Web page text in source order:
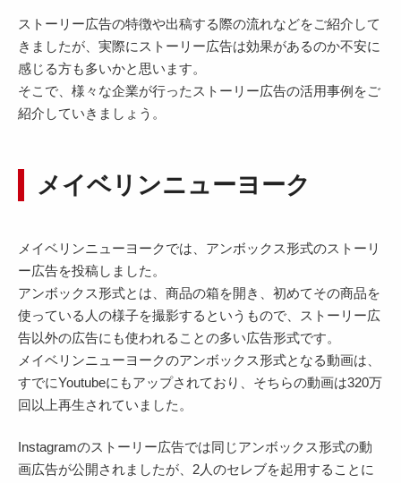
ストーリー広告の特徴や出稿する際の流れなどをご紹介して
きましたが、実際にストーリー広告は効果があるのか不安に
感じる方も多いかと思います。
そこで、様々な企業が行ったストーリー広告の活用事例をご
紹介していきましょう。
メイベリンニューヨーク
メイベリンニューヨークでは、アンボックス形式のストーリ
ー広告を投稿しました。
アンボックス形式とは、商品の箱を開き、初めてその商品を
使っている人の様子を撮影するというもので、ストーリー広
告以外の広告にも使われることの多い広告形式です。
メイベリンニューヨークのアンボックス形式となる動画は、
すでにYoutubeにもアップされており、そちらの動画は320万
回以上再生されていました。
Instagramのストーリー広告では同じアンボックス形式の動
画広告が公開されましたが、2人のセレブを起用することに